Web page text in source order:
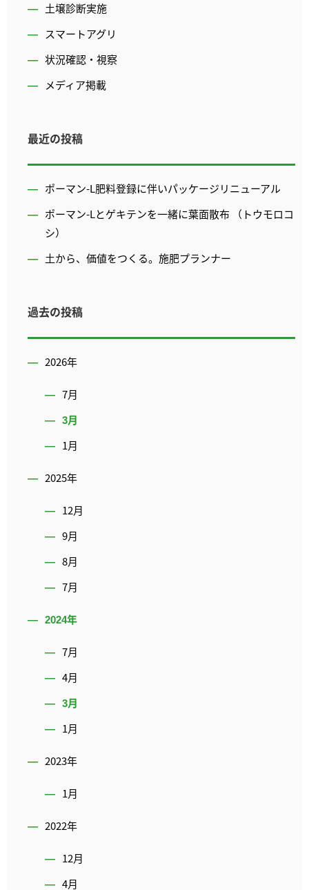
土壌診断実施
スマートアグリ
状況確認・視察
メディア掲載
最近の投稿
ポーマン-L肥料登録に伴いパッケージリニューアル
ポーマン-Lとゲキテンを一緒に葉面散布 （トウモロコ
シ）
土から、価値をつくる。施肥プランナー
過去の投稿
2026年
7月
3月
1月
2025年
12月
9月
8月
7月
2024年
7月
4月
3月
1月
2023年
1月
2022年
12月
4月